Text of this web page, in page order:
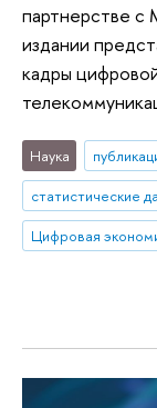
партнерстве с
издании
кадры
Наука
статистические
Цифровая